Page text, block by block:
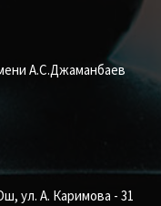
А.С.Джаманбаев
ул. А. Каримова - 31